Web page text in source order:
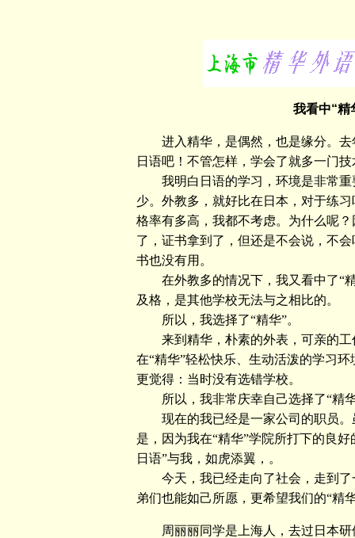
我看中“精
进入精华，是偶然，也是缘分。去
日语吧！不管怎样，学会了就多一门
我明白日语的学习，环境是非常重
少。外教多，就好比在日本，对于练
格率有多高，我都不考虑。为什么呢
了，证书拿到了，但还是不会说，不
书也没有用。
在外教多的情况下，我又看中了“精
及格，是其他学校无法与之相比的。
所以，我选择了“精华”。
来到精华，朴素的外表，可亲的工
在“精华”轻松快乐、生动活泼的学习
更觉得：当时没有选错学校。
所以，我非常庆幸自己选择了“精
现在的我已经是一家公司的职员。
是，因为我在“精华”学院所打下的良
日语”与我，如虎添翼，。
今天，我已经走向了社会，走到了
弟们也能如己所愿，更希望我们的“精
周丽丽同学是上海人，去过日本研